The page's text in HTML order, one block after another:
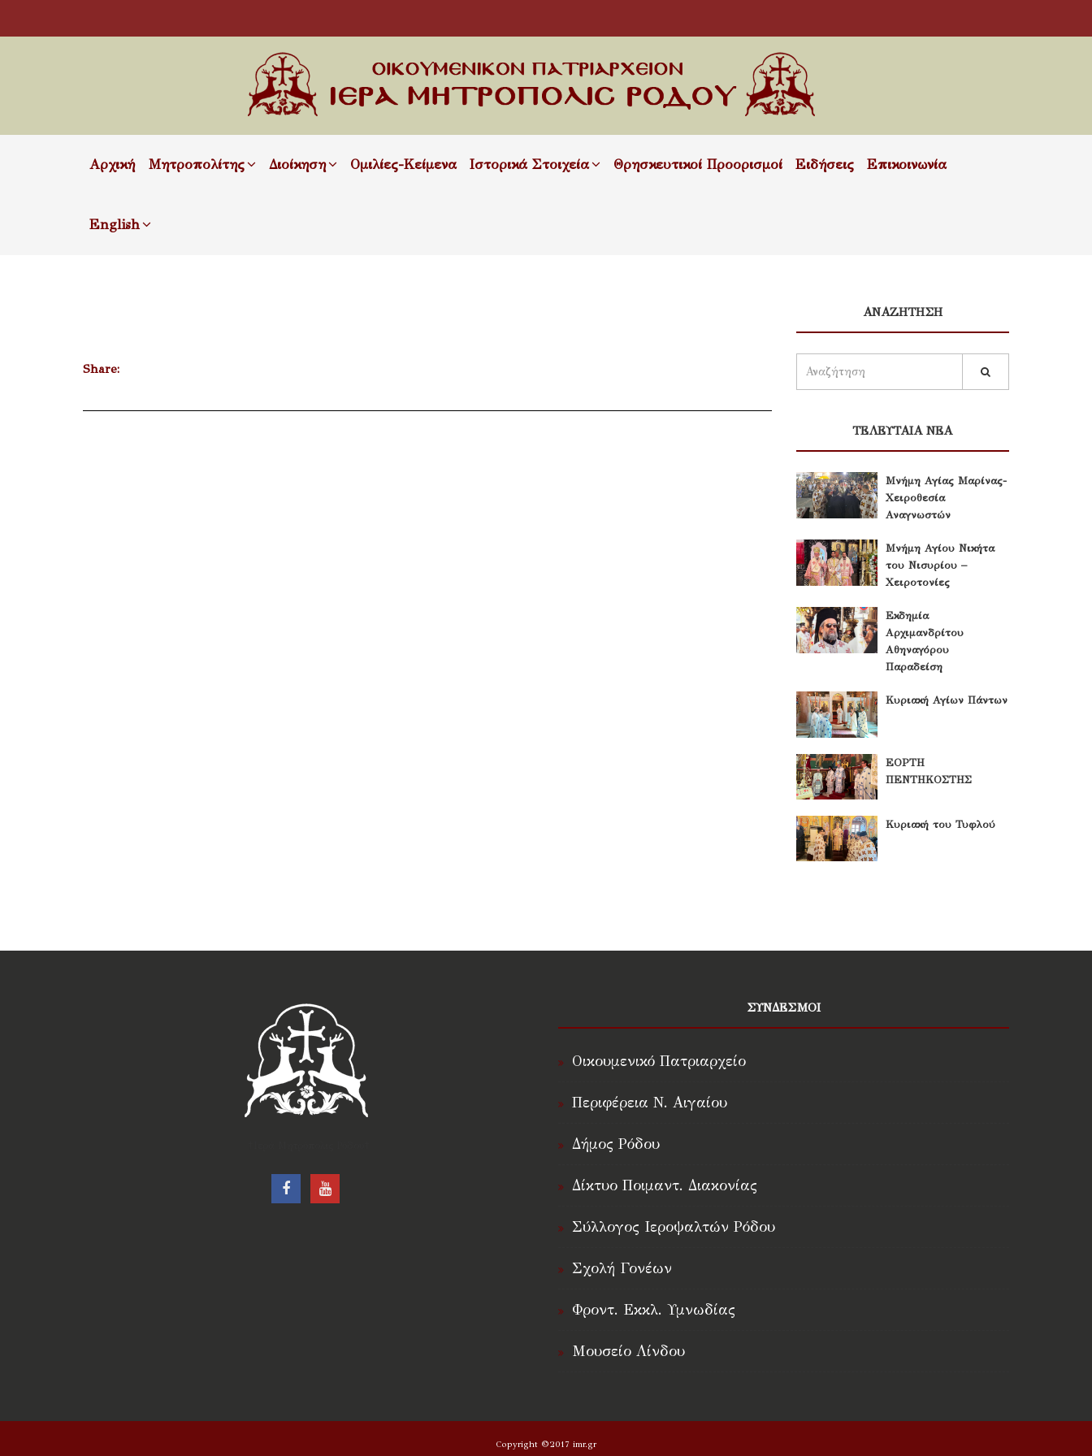
Αρχική Μητροπολίτης Διοίκηση Ομιλίες-Κείμενα Ιστορικά Στοιχεία Θρησκευτικοί Προορισμοί Ειδήσεις Επικοινωνία
English
Share:
ΑΝΑΖΗΤΗΣΗ
ΤΕΛΕΥΤΑΙΑ ΝΕΑ
Μνήμη Αγίας Μαρίνας-
Χειροθεσία
Αναγνωστών
Μνήμη Αγίου Νικήτα
του Νισυρίου –
Χειροτονίες
Εκδημία
Αρχιμανδρίτου
Αθηναγόρου
Παραδείση
Κυριακή Αγίων Πάντων
ΕΟΡΤΗ
ΠΕΝΤΗΚΟΣΤΗΣ
Κυριακή του Τυφλού
ΣΥΝΔΕΣΜΟΙ
Οικουμενικό Πατριαρχείο
Περιφέρεια Ν. Αιγαίου
Δήμος Ρόδου
Δίκτυο Ποιμαντ. Διακονίας
Σύλλογος Ιεροψαλτών Ρόδου
Σχολή Γονέων
Φροντ. Εκκλ. Υμνωδίας
Μουσείο Λίνδου
Copyright ©2017 imr.gr